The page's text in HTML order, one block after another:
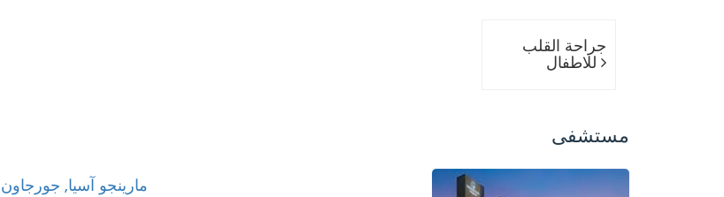
جراحة القلب
للاطفال
مستشفى
مارينجو آسيا, جورجاون